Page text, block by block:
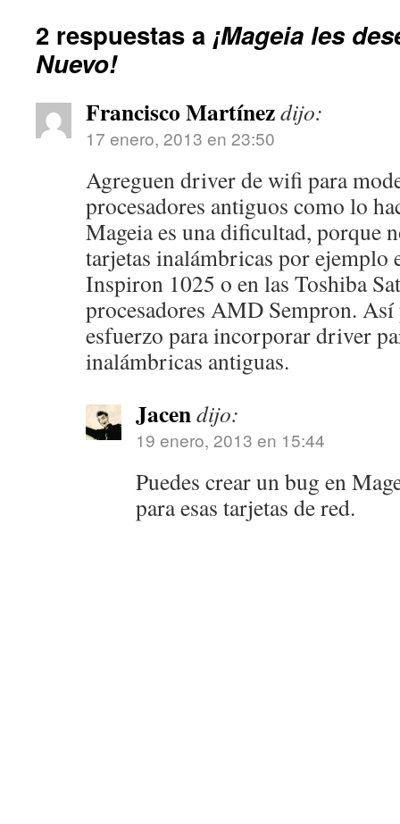
2 respuestas a ¡Mageia les
Nuevo!
Francisco Martínezdijo:
17 enero, 2013 en 23:50
Agreguen driver de wifi para
procesadores antiguos como lo
Mageia es una dificultad, porque
tarjetas inalámbricas por ejemplo
Inspiron 1025 o en las Toshiba
procesadores AMD Sempron. Así
esfuerzo para incorporar driver
inalámbricas antiguas.
Jacendijo:
19 enero, 2013 en 15:44
Puedes crear un bug en
para esas tarjetas de red.